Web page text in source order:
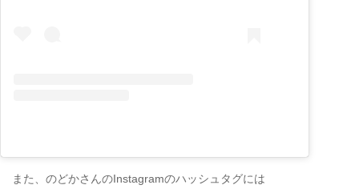
また、のどかさんのInstagramのハッシュタグには